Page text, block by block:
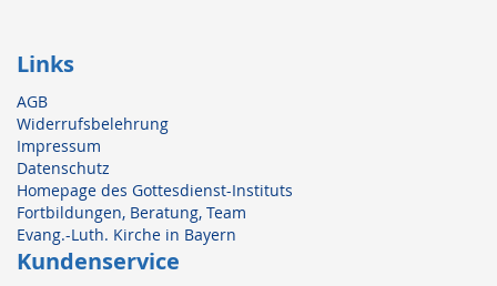
Links
AGB
Widerrufsbelehrung
Impressum
Datenschutz
Homepage des Gottesdienst-Instituts
Fortbildungen, Beratung, Team
Evang.-Luth. Kirche in Bayern
Kundenservice